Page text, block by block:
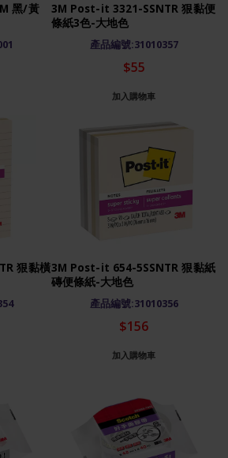
黑/黃
3M Post-it 3321-SSNTR 狠黏便
條紙3色-大地色
產品編號:31010357
$55
加入購物車
狠黏橫3M Post-it 654-5SSNTR 狠黏紙
磚便條紙-大地色
產品編號:31010356
$156
加入購物車